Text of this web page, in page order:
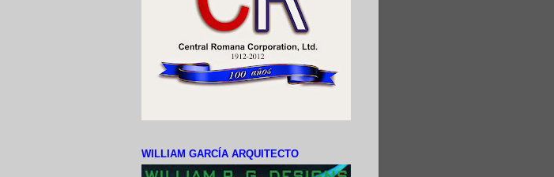
WILLIAM GARCÍA ARQUITECTO